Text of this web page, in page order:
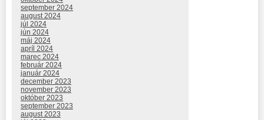
september 2024
august 2024
júl 2024
jún 2024
máj 2024
apríl 2024
marec 2024
február 2024
január 2024
december 2023
november 2023
október 2023
september 2023
august 2023